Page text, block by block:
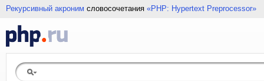
Рекурсивный акроним словосочетания «PHP: Hypertext Preprocessor»